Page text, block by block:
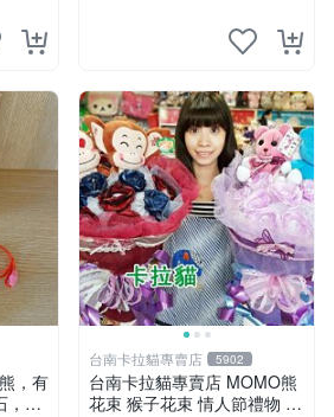
，有
，成
台南卡拉貓專賣店 5902
台南卡拉貓專賣店 MOMO熊
花束 猴子花束 情人節禮物 二